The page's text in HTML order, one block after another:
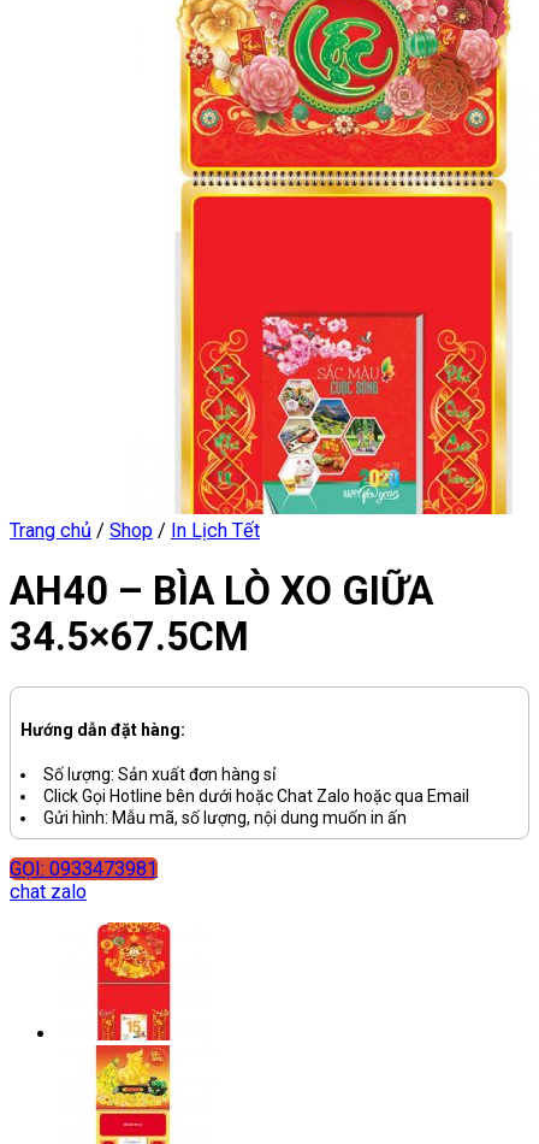
Trang chủ / Shop / In Lịch Tết
AH40 – BÌA LÒ XO GIỮA
34.5×67.5CM
Hướng dẫn đặt hàng:
Số lượng: Sản xuất đơn hàng sỉ
Click Gọi Hotline bên dưới hoặc Chat Zalo hoặc qua Email
Gửi hình: Mẫu mã, số lượng, nội dung muốn in ấn
GỌI: 0933473981
chat zalo